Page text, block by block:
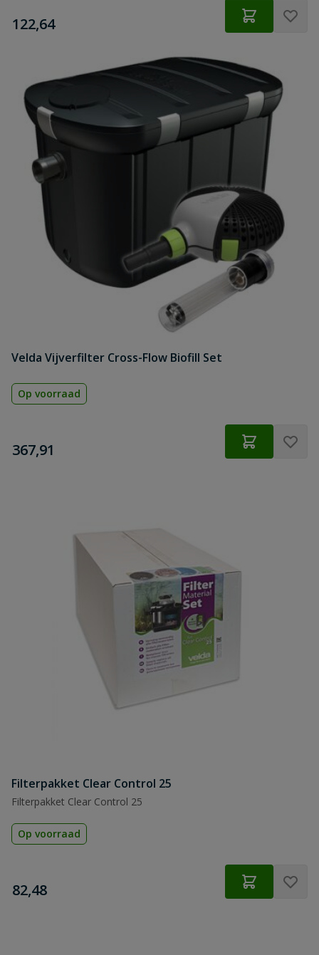
€
122,64
Velda Vijverfilter Cross-Flow Biofill Set
Op voorraad
€
367,91
Filterpakket Clear Control 25
Filterpakket Clear Control 25
Op voorraad
€
82,48